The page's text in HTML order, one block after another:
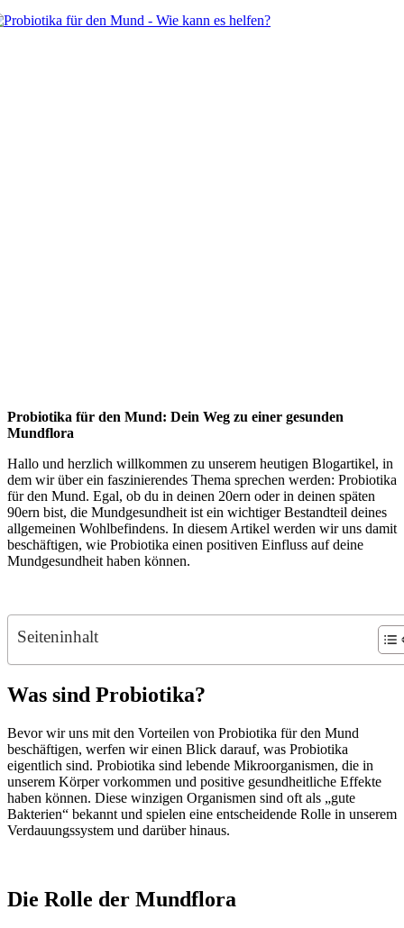
Probiotika für den Mund: Dein Weg zu einer gesunden
Mundflora
Hallo und herzlich willkommen zu unserem heutigen Blogartikel, in
dem wir über ein faszinierendes Thema sprechen werden: Probiotika
für den Mund. Egal, ob du in deinen 20ern oder in deinen späten
90ern bist, die Mundgesundheit ist ein wichtiger Bestandteil deines
allgemeinen Wohlbefindens. In diesem Artikel werden wir uns damit
beschäftigen, wie Probiotika einen positiven Einfluss auf deine
Mundgesundheit haben können.
Seiteninhalt
Was sind Probiotika?
Bevor wir uns mit den Vorteilen von Probiotika für den Mund
beschäftigen, werfen wir einen Blick darauf, was Probiotika
eigentlich sind. Probiotika sind lebende Mikroorganismen, die in
unserem Körper vorkommen und positive gesundheitliche Effekte
haben können. Diese winzigen Organismen sind oft als „gute
Bakterien“ bekannt und spielen eine entscheidende Rolle in unserem
Verdauungssystem und darüber hinaus.
Die Rolle der Mundflora